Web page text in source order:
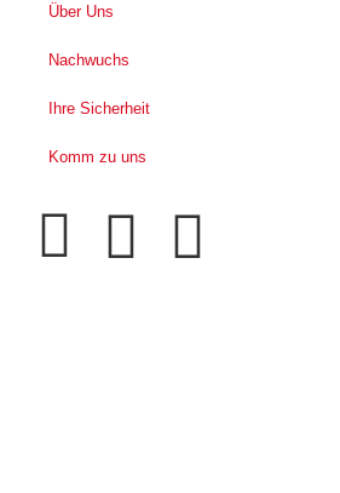
Über Uns
Nachwuchs
Ihre Sicherheit
Komm zu uns